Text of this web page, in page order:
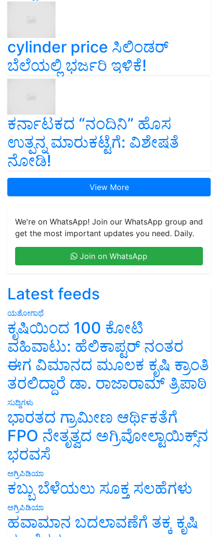
cylinder price ಸಿಲಿಂಡರ್‌
ಬೆಲೆಯಲ್ಲಿ ಭರ್ಜರಿ ಇಳಿಕೆ!
ಕರ್ನಾಟಕದ “ನಂದಿನಿ” ಹೊಸ
ಉತ್ಪನ್ನ ಮಾರುಕಟ್ಟೆಗೆ: ವಿಶೇಷತೆ
ನೋಡಿ!
View More
We're on WhatsApp! Join our WhatsApp group and
get the most important updates you need. Daily.
Join on WhatsApp
Latest feeds
ಯಶೋಗಾಥೆ
ಕೃಷಿಯಿಂದ 100 ಕೋಟಿ
ವಹಿವಾಟು: ಹೆಲಿಕಾಪ್ಟರ್ ನಂತರ
ಈಗ ವಿಮಾನದ ಮೂಲಕ ಕೃಷಿ ಕ್ರಾಂತಿ
ತರಲಿದ್ದಾರೆ ಡಾ. ರಾಜಾರಾಮ್ ತ್ರಿಪಾಠಿ
ಸುದ್ದಿಗಳು
ಭಾರತದ ಗ್ರಾಮೀಣ ಆರ್ಥಿಕತೆಗೆ
FPO ನೇತೃತ್ವದ ಅಗ್ರಿವೋಲ್ಟಾಯಿಕ್ಸ್‌ನ
ಭರವಸೆ
ಅಗ್ರಿಪಿಡಿಯಾ
ಕಬ್ಬು ಬೆಳೆಯಲು ಸೂಕ್ತ ಸಲಹೆಗಳು
ಅಗ್ರಿಪಿಡಿಯಾ
ಹವಾಮಾನ ಬದಲಾವಣೆಗೆ ತಕ್ಕ ಕೃಷಿ